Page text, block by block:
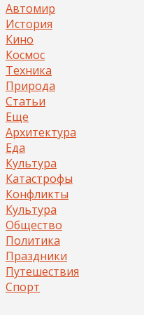
Автомир
История
Кино
Космос
Техника
Природа
Статьи
Еще
Архитектура
Еда
Культура
Катастрофы
Конфликты
Культура
Общество
Политика
Праздники
Путешествия
Спорт